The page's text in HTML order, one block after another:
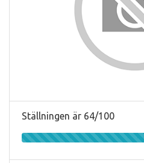
Ställningen är 64/100